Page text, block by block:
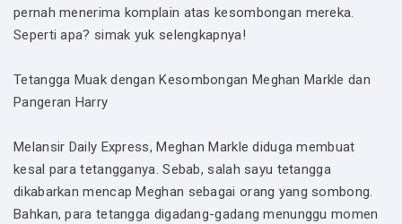
pernah menerima komplain atas kesombongan mereka.
Seperti apa? simak yuk selengkapnya!
Tetangga Muak dengan Kesombongan Meghan Markle dan
Pangeran Harry
Melansir Daily Express, Meghan Markle diduga membuat
kesal para tetangganya. Sebab, salah sayu tetangga
dikabarkan mencap Meghan sebagai orang yang sombong.
Bahkan, para tetangga digadang-gadang menunggu momen